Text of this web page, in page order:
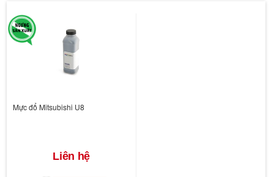
Mực đổ Mitsubishi U8
Liên hệ